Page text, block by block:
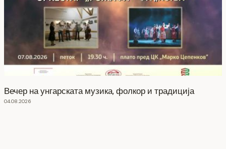
Вечер на унгарската музика, фолкор и традиција
04.08.2026